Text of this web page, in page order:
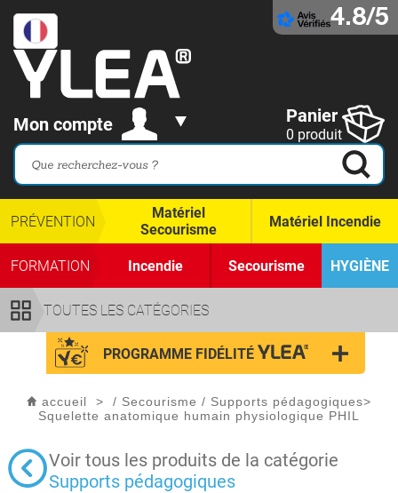
4.8/5
Mon compte Panier
0 produit
TOUTES LES CATÉGORIES
PRÉVENTION
Matériel
Secourisme
Matériel Incendie
FORMATION Incendie Secourisme HYGIÈNE
PROGRAMME FIDÉLITÉ
accueil > / Secourisme / Supports pédagogiques>
Squelette anatomique humain physiologique PHIL
Voir tous les produits de la catégorie
Supports pédagogiques